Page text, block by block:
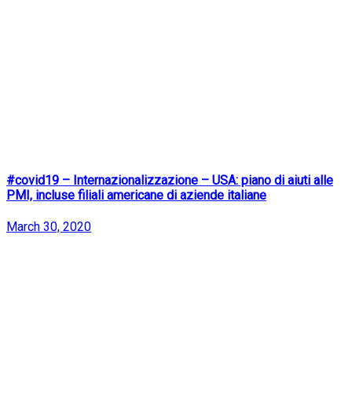
#covid19 – Internazionalizzazione – USA: piano di aiuti alle
PMI, incluse filiali americane di aziende italiane
March 30, 2020